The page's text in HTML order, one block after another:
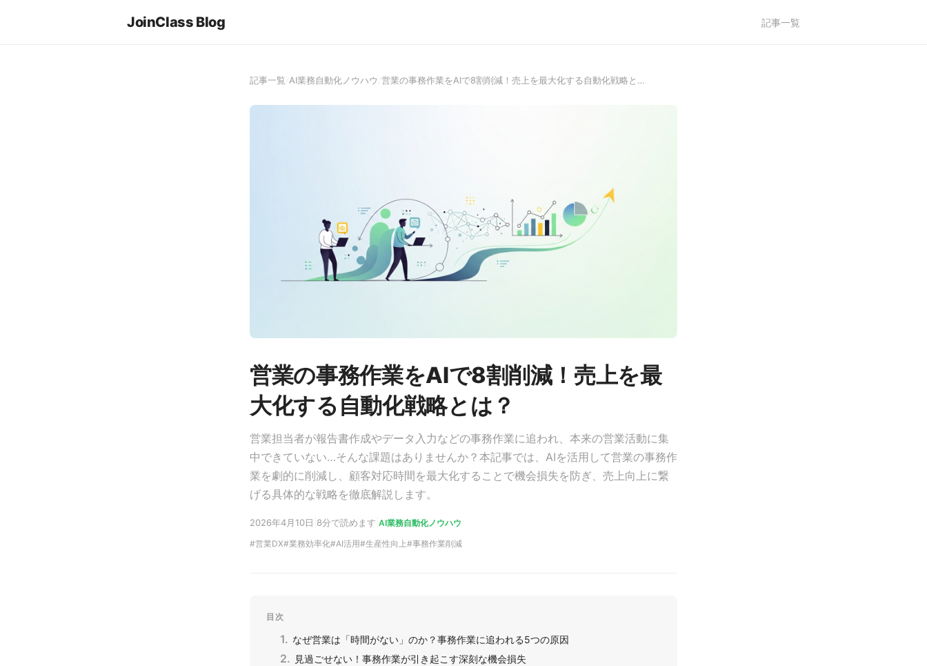
JoinClass Blog 記事一覧
記事一覧 AI業務自動化ノウハウ 営業の事務作業をAIで8割削減！売上を最大化する自動化戦略と…
営業の事務作業をAIで8割削減！売上を最
大化する自動化戦略とは？
営業担当者が報告書作成やデータ入力などの事務作業に追われ、本来の営業活動に集
中できていない…そんな課題はありませんか？本記事では、AIを活用して営業の事務作
業を劇的に削減し、顧客対応時間を最大化することで機会損失を防ぎ、売上向上に繋
げる具体的な戦略を徹底解説します。
2026年4月10日 8分で読めます AI業務自動化ノウハウ
営業DX 業務効率化 AI活用 生産性向上 事務作業削減
目次
なぜ営業は「時間がない」のか？事務作業に追われる5つの原因
見過ごせない！事務作業が引き起こす深刻な機会損失